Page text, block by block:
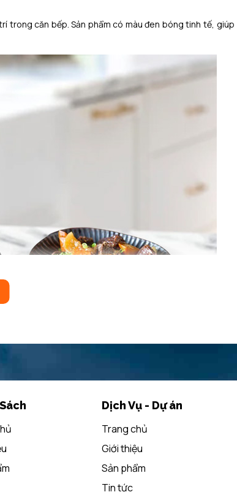
trong căn bếp. Sản phẩm có màu đen bóng tinh tế, giúp
bám bẩn, giúp người dùng dễ dàng vệ sinh sau khi sử
Dịch Vụ - Dự án
Trang chủ
Giới thiệu
Sản phẩm
Tin tức